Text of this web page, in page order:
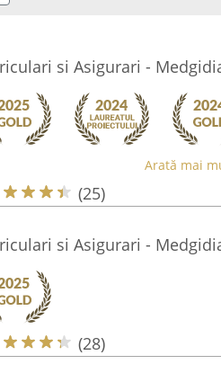
si Asigurari -
Arată mai
(25)
si Asigurari -
(28)